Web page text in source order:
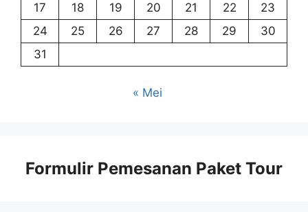
17
18 19 20 21 22
23
24
25 26 27 28 29
30
31
« Mei
Formulir Pemesanan Paket Tour